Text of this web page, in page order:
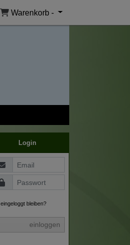
Warenkorb -
Login
eingeloggt bleiben?
einloggen